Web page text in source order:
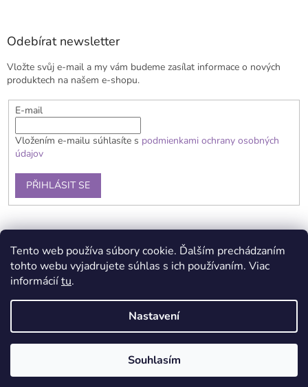
Tento web používa súbory cookie. Ďalším prechádzaním
tohto webu vyjadrujete súhlas s ich používaním. Viac
informáciítu.
Nastavení
Souhlasím
Odebírat newsletter
Vložte svůj e-mail a my vám budeme zasílat informace o nových
produktech na našem e-shopu.
E-mail
Vložením e-mailu súhlasíte s podmienkami ochrany osobných
údajov
PŘIHLÁSIT SE
Kontakty
Podmínka ochrany osobních údajů
Vytvořil Shoptet
Brain Toys. Všechna práva vyhrazena.